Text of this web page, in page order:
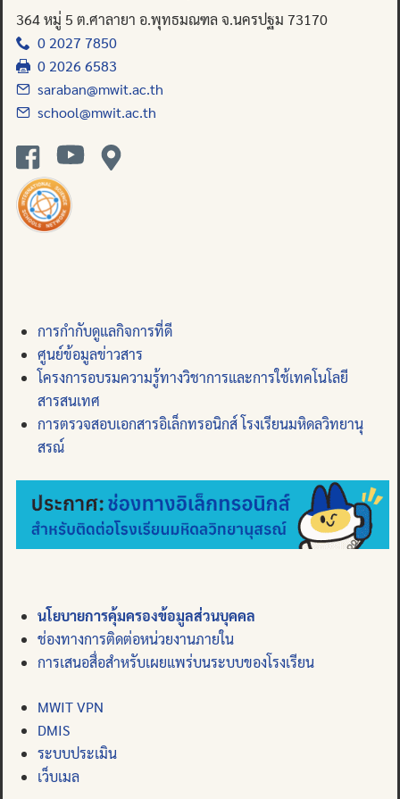
364 หมู่ 5 ต.ศาลายา อ.พุทธมณฑล จ.นครปฐม 73170
0 2027 7850
0 2026 6583
saraban@mwit.ac.th
school@mwit.ac.th
การกำกับดูแลกิจการที่ดี
ศูนย์ข้อมูลข่าวสาร
โครงการอบรมความรู้ทางวิชาการและการใช้เทคโนโลยี
สารสนเทศ
การตรวจสอบเอกสารอิเล็กทรอนิกส์ โรงเรียนมหิดลวิทยานุ
สรณ์
นโยบายการคุ้มครองข้อมูลส่วนบุคคล
ช่องทางการติดต่อหน่วยงานภายใน
การเสนอสื่อสำหรับเผยแพร่บนระบบของโรงเรียน
MWIT VPN
DMIS
ระบบประเมิน
เว็บเมล